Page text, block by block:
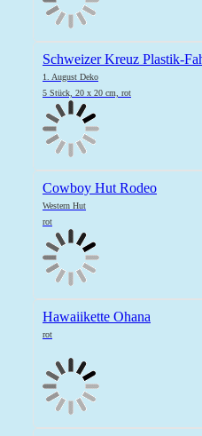
Schweizer Kreuz Plastik-
1. August Deko
5 Stück, 20 x 20 cm, rot
Cowboy Hut Rodeo
Western Hut
rot
Hawaiikette Ohana
rot